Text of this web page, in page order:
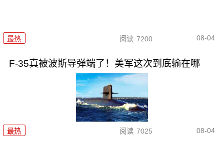
最热 阅读 7200 08-04
F-35真被波斯导弹端了！美军这次到底输在哪
最热 阅读 7025 08-04